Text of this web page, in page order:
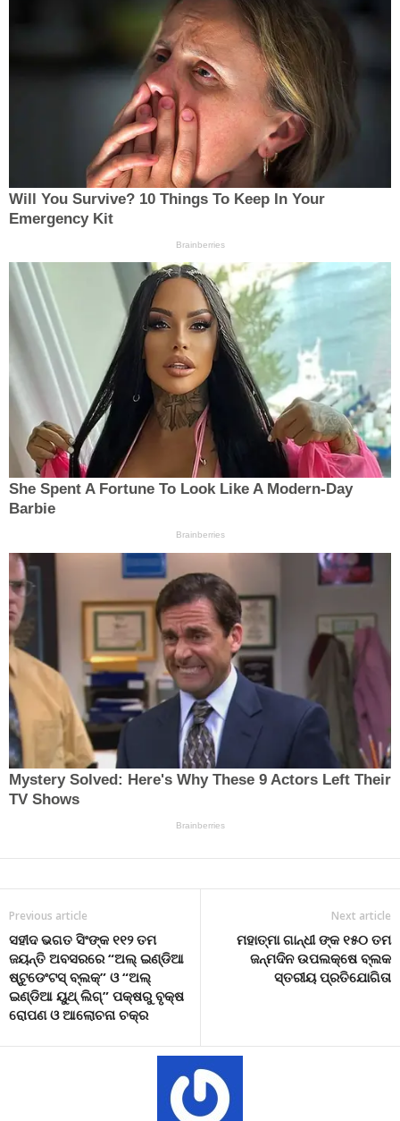
Previous article
ସହୀଦ ଭଗତ ସିଂଙ୍କ ୧୧୨ ତମ
ଜୟନ୍ତି ଅବସରରେ “ଅଲ୍ ଇଣ୍ଡିଆ
ଷ୍ଟୁଡେଂଟସ୍ ବ୍ଲକ୍” ଓ “ଅଲ୍
ଇଣ୍ଡିଆ ୟୁଥ୍ ଲିଗ୍” ପକ୍ଷରୁ ବୃକ୍ଷ
ରୋପଣ ଓ ଆଲୋଚନା ଚକ୍ର
Next article
ମହାତ୍ମା ଗାନ୍ଧୀ ଙ୍କ ୧୫୦ ତମ
ଜନ୍ମଦିନ ଉପଲକ୍ଷେ ବ୍ଲକ
ସ୍ତରୀୟ ପ୍ରତିଯୋଗିତା